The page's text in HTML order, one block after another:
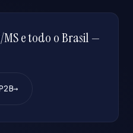
e todo o Brasil —
→